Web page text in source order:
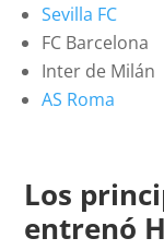
Sevilla FC
FC Barcelona
Inter de Milán
AS Roma
Los
entrenó